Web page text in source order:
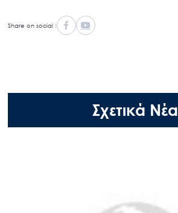
Share on social :
Σχετικά Νέα